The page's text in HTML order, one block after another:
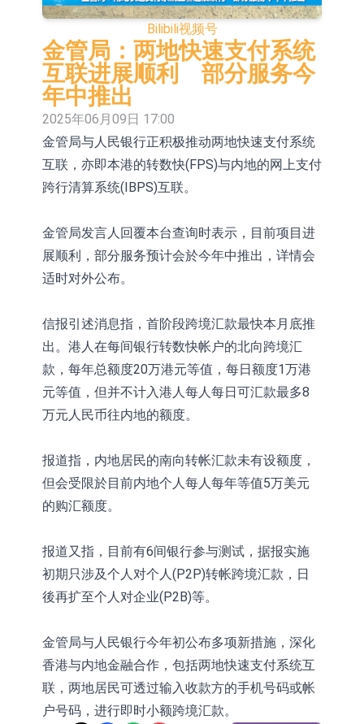
依米康：海外交付以东南亚、中东市
场为主 并已取得欧美相关认证
上交所：财通多策略福鑫定期开放灵
活配置混合型发起式证券投资基金临
时停牌
上交所：景顺长城全球半导体芯片产
业股票型证券投资基金临时停牌
【异动股】港股跌幅榜前十，卡森国
际(00496.HK)跌22.40%，九福来
(08611.HK)跌21.01%
【异动股】港股涨幅榜前十，拿森科
技(02261.HK)涨+75.05%，辰兴发展
神火股份：新疆神火铝水转化率已
猫(601015.CN)跌8.38%
浙江证监局对财通证券股份有限公司
采取出具警示函措施
山金国际：港股上市工作正常推进中
Bilibili视频号
金管局：两地快速支付系统
互联进展顺利 部分服务今
年中推出
2025年06月09日 17:00
金管局与人民银行正积极推动两地快速支付系统
互联，亦即本港的转数快(FPS)与内地的网上支付
跨行清算系统(IBPS)互联。
金管局发言人回覆本台查询时表示，目前项目进
展顺利，部分服务预计会於今年中推出，详情会
适时对外公布。
信报引述消息指，首阶段跨境汇款最快本月底推
出。港人在每间银行转数快帐户的北向跨境汇
款，每年总额度20万港元等值，每日额度1万港
元等值，但并不计入港人每人每日可汇款最多8
万元人民币往内地的额度。
报道指，内地居民的南向转帐汇款未有设额度，
但会受限於目前内地个人每人每年等值5万美元
的购汇额度。
报道又指，目前有6间银行参与测试，据报实施
初期只涉及个人对个人(P2P)转帐跨境汇款，日
後再扩至个人对企业(P2B)等。
金管局与人民银行今年初公布多项新措施，深化
香港与内地金融合作，包括两地快速支付系统互
联，两地居民可透过输入收款方的手机号码或帐
户号码，进行即时小额跨境汇款。